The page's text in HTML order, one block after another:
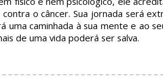
o câncer. Sua jornada será
uma caminhada à sua mente e ao
de uma vida poderá ser salva.